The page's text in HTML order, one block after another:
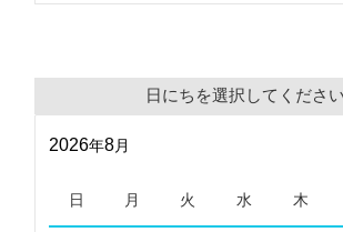
同作業を正しく進めるために、是非遠慮な
うこと、ちょっとした愚痴、少し重たい話
ご相談をなさりたい方で、発達検査や知
日にちを選択してください
2026年8月
日 月 火 水 木